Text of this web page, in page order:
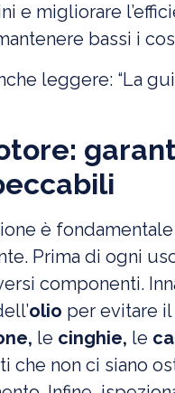
e migliorare
bassi i
leggere: “La
è
Prima di ogni
componenti.
olio per evitare
le cinghie, le
che non ci siano